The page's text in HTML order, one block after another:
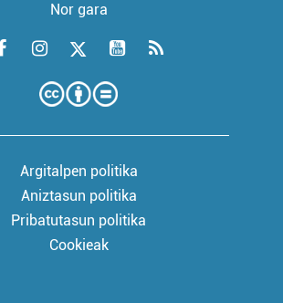
Nor gara
Argitalpen politika
Aniztasun politika
Pribatutasun politika
Cookieak